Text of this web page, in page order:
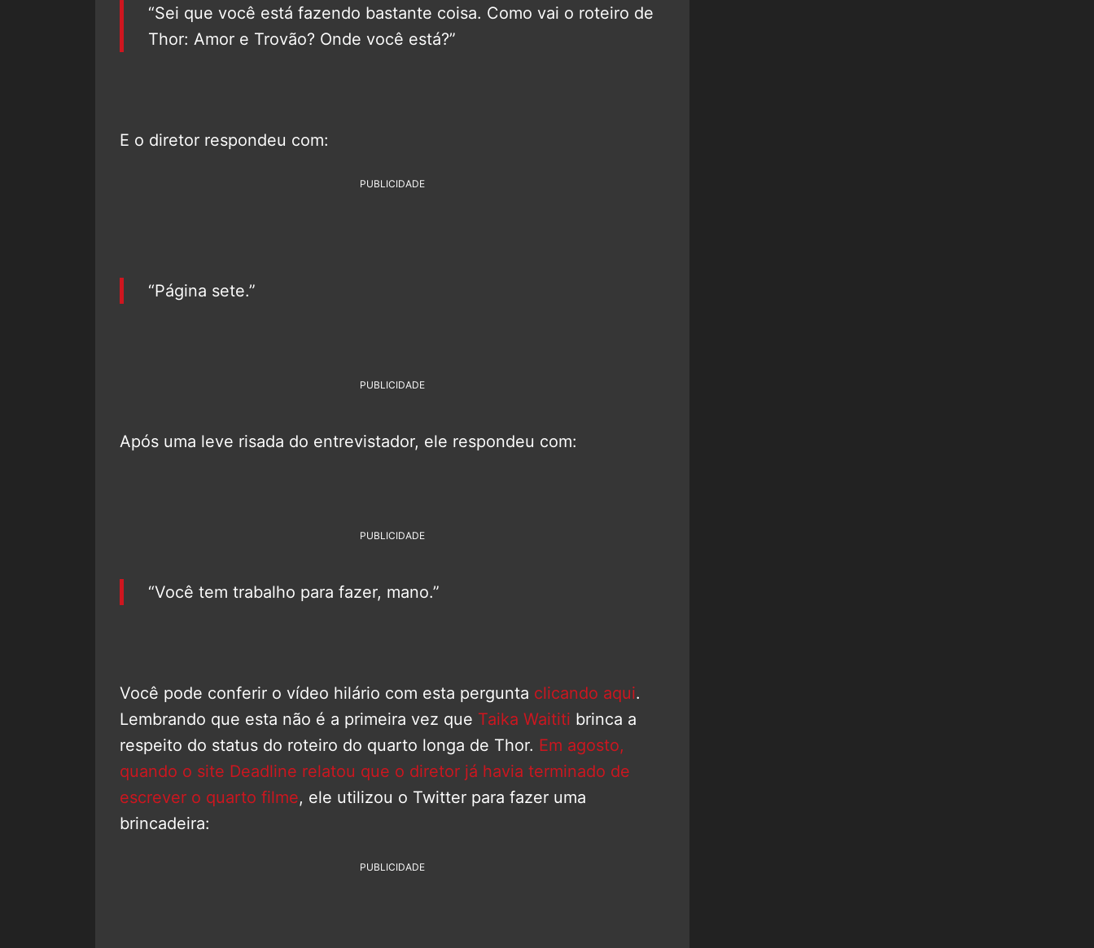
“Sei que você está fazendo bastante coisa. Como vai o roteiro de
Thor: Amor e Trovão? Onde você está?”
E o diretor respondeu com:
PUBLICIDADE
“Página sete.”
PUBLICIDADE
Após uma leve risada do entrevistador, ele respondeu com:
PUBLICIDADE
“Você tem trabalho para fazer, mano.”
Você pode conferir o vídeo hilário com esta pergunta clicando aqui.
Lembrando que esta não é a primeira vez que Taika Waititi brinca a
respeito do status do roteiro do quarto longa de Thor. Em agosto,
quando o site Deadline relatou que o diretor já havia terminado de
escrever o quarto filme, ele utilizou o Twitter para fazer uma
brincadeira:
PUBLICIDADE